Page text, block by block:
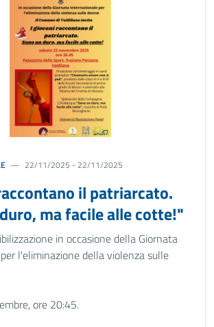
22/11/2025 - 22/11/2025
il patriarcato.
ma facile alle cotte!"
in occasione della Giornata
l'eliminazione della violenza sulle
ore 20:45.